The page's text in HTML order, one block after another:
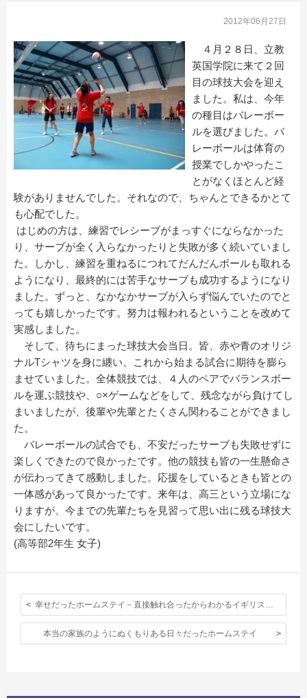
2012年06月27日
４月２８日、立教
英国学院に来て２回
目の球技大会を迎え
ました。私は、今年
の種目はバレーボー
ルを選びました。バ
レーボールは体育の
授業でしかやったこ
とがなくほとんど経
験がありませんでした。それなので、ちゃんとできるかとて
も心配でした。
はじめの方は、練習でレシーブがまっすぐにならなかった
り、サーブが全く入らなかったりと失敗が多く続いていまし
た。しかし、練習を重ねるにつれてだんだんボールも取れる
ようになり、最終的には苦手なサーブも成功するようになり
ました。ずっと、なかなかサーブが入らず悩んでいたのでと
っても嬉しかったです。努力は報われるということを改めて
実感しました。
そして、待ちにまった球技大会当日。皆、赤や青のオリジ
ナルTシャツを身に纏い、これから始まる試合に期待を膨ら
ませていました。全体競技では、４人のペアでバランスボー
ルを運ぶ競技や、○×ゲームなどをして、残念ながら負けてし
まいましたが、後輩や先輩とたくさん関わることができまし
た。
バレーボールの試合でも、不安だったサーブも失敗せずに
楽しくできたので良かったです。他の競技も皆の一生懸命さ
が伝わってきて感動しました。応援をしているときも皆との
一体感があって良かったです。来年は、高三という立場にな
りますが、今までの先輩たちを見習って思い出に残る球技大
会にしたいです。
(高等部2年生 女子)
本当の家族のようにぬくもりある日々だったホームステイ